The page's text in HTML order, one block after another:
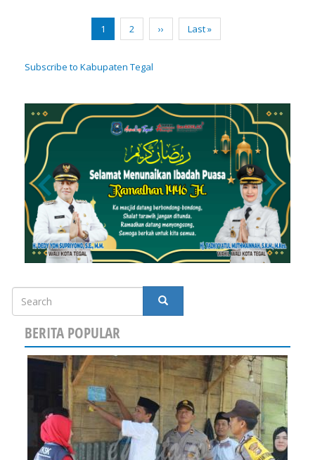
Current
page
1 Page
2
Next
page
››
Last
page
Last »
Subscribe to Kabupaten Tegal
Search
SEARCH
BERITA POPULAR